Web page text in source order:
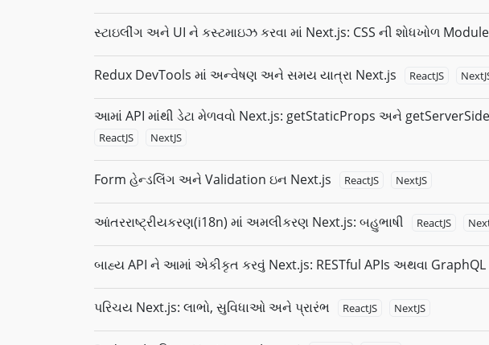
સ્ટાઇલીંગ અને UI ને કસ્ટમાઇઝ કરવા માં Next.js: CSS ની શોધખોળ
Redux DevTools માં અન્વેષણ અને સમય યાત્રા Next.js ReactJS
આમાં API માંથી ડેટા મેળવવો Next.js: getStaticProps અને
ReactJS NextJS
Form હેન્ડલિંગ અને Validation ઇન Next.js ReactJS NextJS
આંતરરાષ્ટ્રીયકરણ(i18n) માં અમલીકરણ Next.js: બહુભાષી ReactJS
બાહ્ય API ને આમાં એકીકૃત કરવું Next.js: RESTful APIs અથવા GraphQL
પરિચય Next.js: લાભો, સુવિધાઓ અને પ્રારંભ ReactJS NextJS